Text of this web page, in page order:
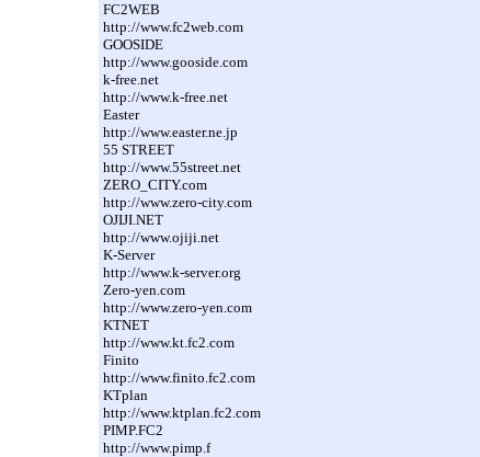
FC2WEB
http://www.fc2web.com
GOOSIDE
http://www.gooside.com
k-free.net
http://www.k-free.net
Easter
http://www.easter.ne.jp
55 STREET
http://www.55street.net
ZERO_CITY.com
http://www.zero-city.com
OJIJI.NET
http://www.ojiji.net
K-Server
http://www.k-server.org
Zero-yen.com
http://www.zero-yen.com
KTNET
http://www.kt.fc2.com
Finito
http://www.finito.fc2.com
KTplan
http://www.ktplan.fc2.com
PIMP.FC2
http://www.pimp.f